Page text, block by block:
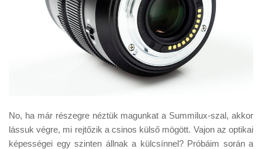
No, ha már részegre néztük magunkat a Summilux-szal, akkor
lássuk végre, mi rejtőzik a csinos külső mögött. Vajon az optikai
képességei egy szinten állnak a külcsínnel? Próbáim során a